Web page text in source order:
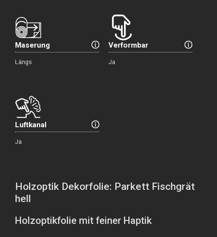
Maserung
Längs
Verformbar
Ja
Luftkanal
Ja
Holzoptik Dekorfolie: Parkett Fischgrät
hell
Holzoptikfolie mit feiner Haptik